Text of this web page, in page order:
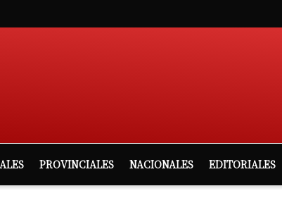
PROVINCIALES NACIONALES EDITORIALES